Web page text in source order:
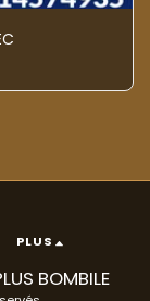
BOMBILE
PLUS